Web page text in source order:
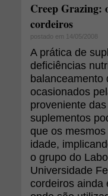
Creep Grazing:
cordeiros
postado em 14/05/2008
A prática de
deficiências
balanceamento
ocasionados
proveniente
suplementos
que os
idade,
o grupo do
Universidade
cordeiros ainda